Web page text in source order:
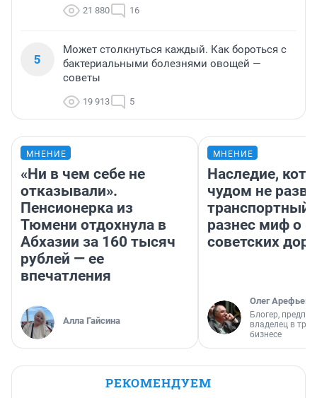
21 880 16
5
Может столкнуться каждый. Как бороться с
бактериальными болезнями овощей —
советы
19 913 5
МНЕНИЕ
«Ни в чем себе не
отказывали».
Пенсионерка из
Тюмени отдохнула в
Абхазии за 160 тысяч
рублей — ее
впечатления
Алла Гайсина
МНЕНИЕ
Наследие,
чудом не
транспортный
разнес миф о
советских
Олег Арефьев
Блогер,
владелец в
бизнесе
РЕКОМЕНДУЕМ